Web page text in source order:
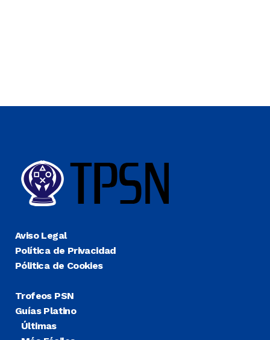
Aviso Legal
Política de Privacidad
Pólitica de Cookies
Trofeos PSN
Guías Platino
Últimas